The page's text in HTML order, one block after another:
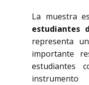
La muestra
estudiantes
representa
importante
estudiantes